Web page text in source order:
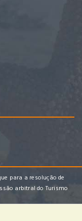
para a resolução de
arbitral do Turismo